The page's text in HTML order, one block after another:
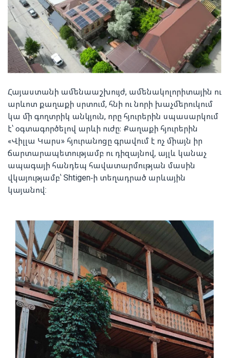
Հայաստանի ամենաաշխույժ, ամենակոլորիտային ու
արևոտ քաղաքի սրտում, հնի ու նորի խաչմերուկում
կա մի գողտրիկ անկյուն, որը հյուրերին սպասարկում
է՝ օգտագործելով արևի ուժը։ Քաղաքի հյուրերին
«Վիլլա Կարս» հյուրանոցը գրավում է ոչ միայն իր
ճարտարապետությամբ ու դիզայնով, այլև կանաչ
ապագայի հանդեպ հավատարմության մասին
վկայությամբ՝ Shtigen-ի տեղադրած արևային
կայանով: